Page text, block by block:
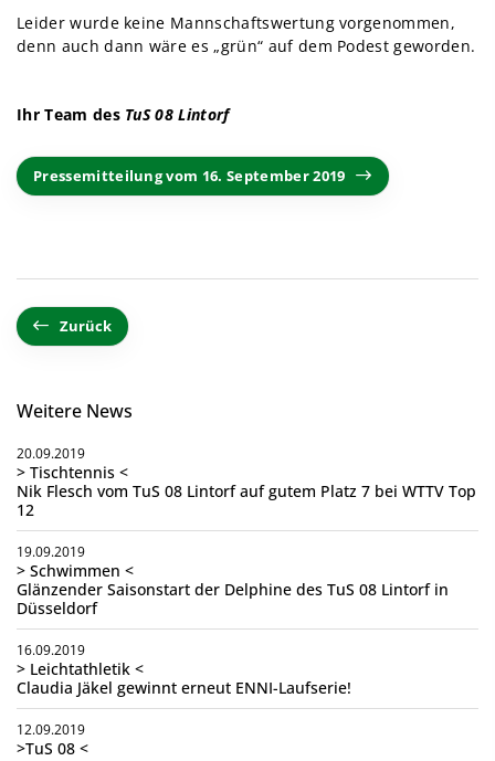
Leider wurde keine Mannschaftswertung vorgenommen,
denn auch dann wäre es „grün“ auf dem Podest geworden.
Ihr Team des TuS 08 Lintorf
Pressemitteilung vom 16. September 2019
Zurück
Weitere News
20.09.2019
> Tischtennis <
Nik Flesch vom TuS 08 Lintorf auf gutem Platz 7 bei WTTV Top
12
19.09.2019
> Schwimmen <
Glänzender Saisonstart der Delphine des TuS 08 Lintorf in
Düsseldorf
16.09.2019
> Leichtathletik <
Claudia Jäkel gewinnt erneut ENNI-Laufserie!
12.09.2019
>TuS 08 <